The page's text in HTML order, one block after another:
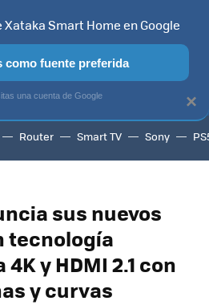
SMART TV SELECCIÓN
Router Smart TV Sony
sus nuevos
tecnología
y HDMI 2.1 con
y curvas
×
Xataka Smart Home en Google
como fuente preferida
una cuenta de Google